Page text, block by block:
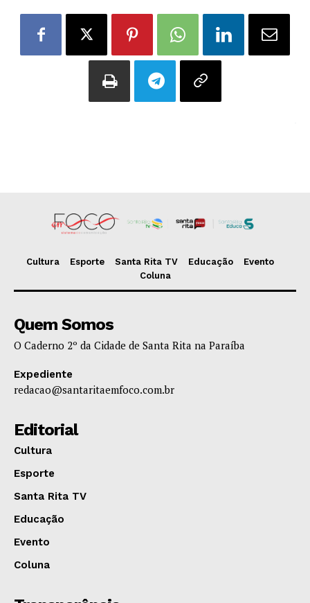
Cultura Esporte Santa Rita TV Educação
Evento
Coluna
Quem Somos
O Caderno 2º da Cidade de Santa Rita na Paraíba
Expediente
redacao@santaritaemfoco.com.br
Editorial
Cultura
Esporte
Santa Rita TV
Educação
Evento
Coluna